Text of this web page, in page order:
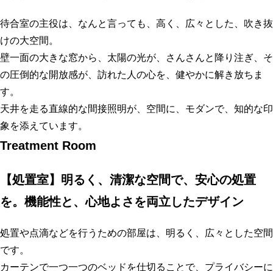
待合室の主役は、なんと言っても、高く、広々とした、吹き抜
けの大空間。
壁一面の大きな窓から、太陽の光が、さんさんと降り注ぎ、そ
の圧倒的な開放感が、訪れた人の心を、健やかに解き放ちま
す。
天井を走る直線的な間接照明が、空間に、モダンで、知的な印
象を添えています。
Treatment Room
【処置室】明るく、清潔な空間で、安心の処置
を。機能性と、心地よさを両立したデザイン
処置や点滴などを行うための部屋は、明るく、広々とした空間
です。
カーテンで一つ一つのベッドを仕切ることで、プライバシーに